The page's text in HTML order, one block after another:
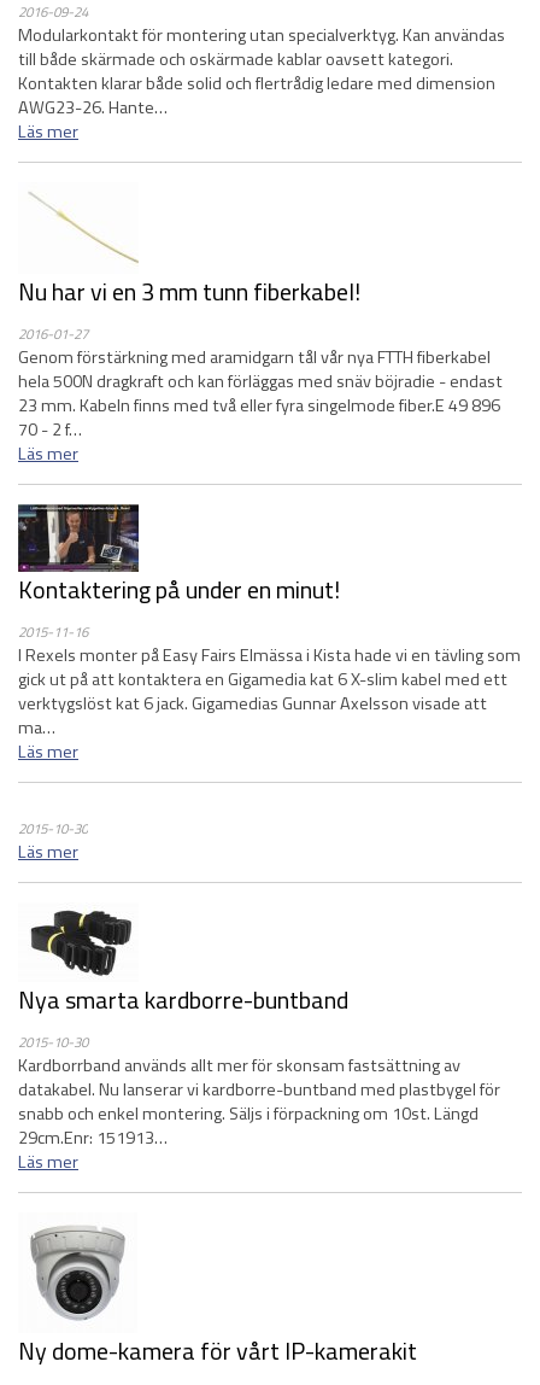
2016-09-24
Modularkontakt för montering utan specialverktyg. Kan användas
till både skärmade och oskärmade kablar oavsett kategori.
Kontakten klarar både solid och flertrådig ledare med dimension
AWG23-26. Hante…
Läs mer
Nu har vi en 3 mm tunn fiberkabel!
2016-01-27
Genom förstärkning med aramidgarn tål vår nya FTTH fiberkabel
hela 500N dragkraft och kan förläggas med snäv böjradie - endast
23 mm. Kabeln finns med två eller fyra singelmode fiber.E 49 896
70 - 2 f…
Läs mer
Kontaktering på under en minut!
2015-11-16
I Rexels monter på Easy Fairs Elmässa i Kista hade vi en tävling som
gick ut på att kontaktera en Gigamedia kat 6 X-slim kabel med ett
verktygslöst kat 6 jack. Gigamedias Gunnar Axelsson visade att
ma…
Läs mer
2015-10-30
Läs mer
Nya smarta kardborre-buntband
2015-10-30
Kardborrband används allt mer för skonsam fastsättning av
datakabel. Nu lanserar vi kardborre-buntband med plastbygel för
snabb och enkel montering. Säljs i förpackning om 10st. Längd
29cm.Enr: 151913…
Läs mer
Ny dome-kamera för vårt IP-kamerakit